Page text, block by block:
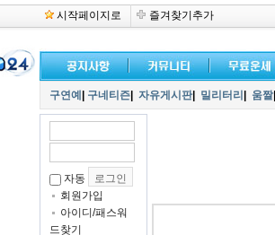
시작페이지로 즐겨찾기추가
구연예 구네티즌 자유게시판| 밀리터리 움짤|
자동
회원가입
아이디/패스워
드찾기